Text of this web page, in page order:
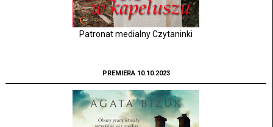
Patronat medialny Czytaninki
PREMIERA 10.10.2023